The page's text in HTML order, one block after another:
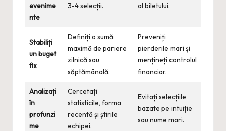
evenime
nte
3-4 selecții.
al biletului.
Stabiliți
un buget
fix
Definiți o sumă
maximă de pariere
zilnică sau
săptămânală.
Preveniți
pierderile mari și
mențineți controlul
financiar.
Analizați
în
profunzi
me
Cercetați
statisticile, forma
recentă și știrile
echipei.
Evitați selecțiile
bazate pe intuiție
sau nume mari.